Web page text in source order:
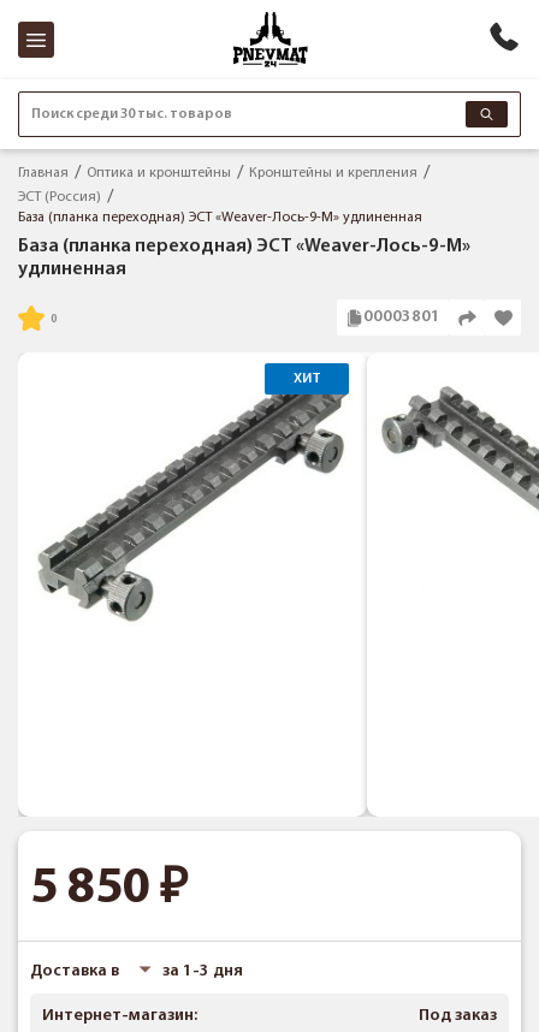
Поиск среди 30 тыс. товаров
Главная Оптика и кронштейны
Кронштейны и крепления
ЭСТ (Россия)
База (планка переходная) ЭСТ «Weaver-Лось-9-M» удлиненная
База (планка переходная) ЭСТ «Weaver-Лось-9-M»
удлиненная
00003801
ХИТ
5 850
Доставка в за 1-3 дня
Интернет-магазин: Под заказ